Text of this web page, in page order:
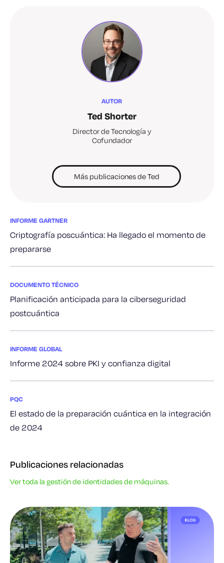
AUTOR
Ted Shorter
Director de Tecnología y
Cofundador
Más publicaciones de Ted
INFORME GARTNER
Criptografía poscuántica: Ha llegado el momento de
prepararse
DOCUMENTO TÉCNICO
Planificación anticipada para la ciberseguridad
postcuántica
INFORME GLOBAL
Informe 2024 sobre PKI y confianza digital
PQC
El estado de la preparación cuántica en la integración
de 2024
Publicaciones relacionadas
Ver toda la gestión de identidades de máquinas.